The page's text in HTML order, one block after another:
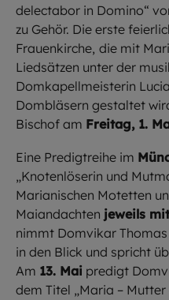
delectabor in Domino“
zu Gehör. Die erste
Frauenkirche, die mit
Liedsätzen unter der
Domkapellmeisterin
Dombläsern gestaltet
Bischof am Freitag, 1.
Eine Predigtreihe im
„Knotenlöserin und
Marianischen Motetten
Maiandachten jeweils
nimmt Domvikar
in den Blick und spricht
Am 13. Mai predigt
dem Titel „Maria –